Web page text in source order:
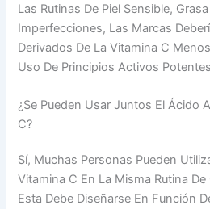
Las Rutinas De Piel Sensible,
Imperfecciones, Las Marcas
Derivados De La Vitamina C
Uso De Principios Activos
¿Se Pueden Usar Juntos El Ácido
C?
Sí, Muchas Personas Pueden
Vitamina C En La Misma Rutina
Esta Debe Diseñarse En Función